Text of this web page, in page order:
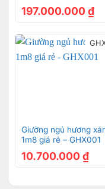
197.000.000 ₫
Giường ngủ hương
1m8 giá rẻ – GHX001
10.700.000 ₫